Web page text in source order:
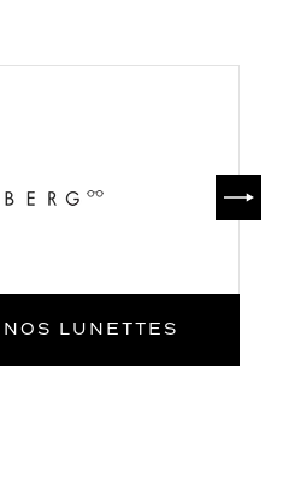
LUNETTES